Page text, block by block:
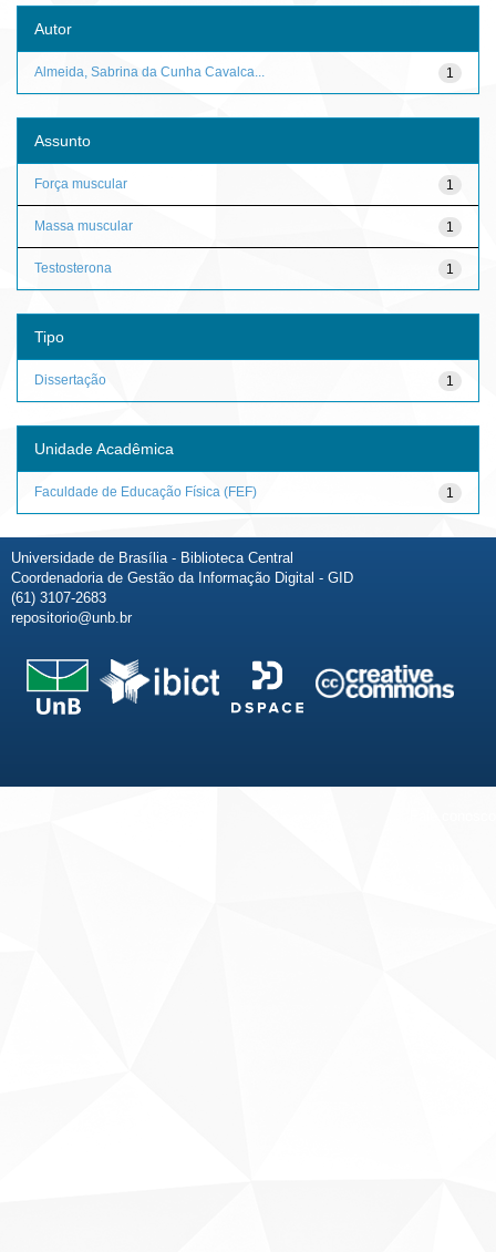
Autor
1
Almeida, Sabrina da Cunha Cavalca...
Assunto
1
Força muscular
1
Massa muscular
1
Testosterona
Tipo
1
Dissertação
Unidade Acadêmica
1
Faculdade de Educação Física (FEF)
Universidade de Brasília - Biblioteca Central
Coordenadoria de Gestão da Informação Digital - GID
(61) 3107-2683
repositorio@unb.br